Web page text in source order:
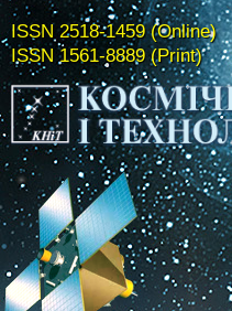
ISSN 2518-1459 (Online)
ISSN 1561-8889 (Print)